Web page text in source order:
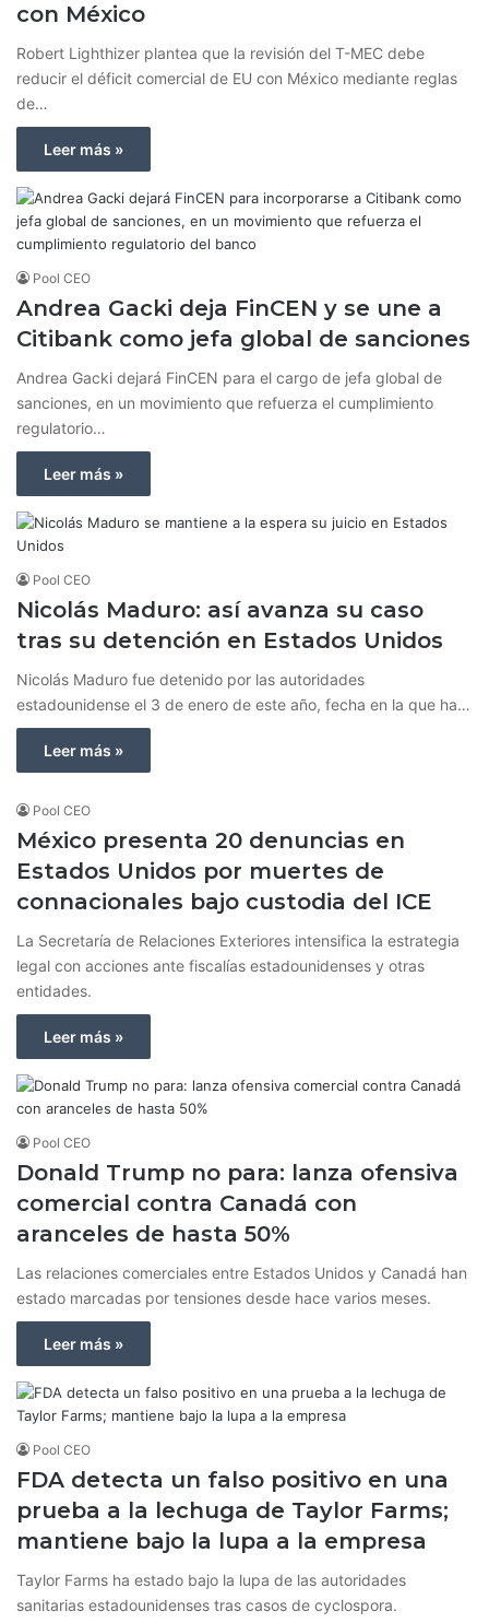
con México
Robert Lighthizer plantea que la revisión del T-MEC debe
reducir el déficit comercial de EU con México mediante reglas
de…
Leer más »
Pool CEO
Andrea Gacki deja FinCEN y se une a
Citibank como jefa global de sanciones
Andrea Gacki dejará FinCEN para el cargo de jefa global de
sanciones, en un movimiento que refuerza el cumplimiento
regulatorio…
Leer más »
Pool CEO
Nicolás Maduro: así avanza su caso
tras su detención en Estados Unidos
Nicolás Maduro fue detenido por las autoridades
estadounidense el 3 de enero de este año, fecha en la que ha…
Leer más »
Pool CEO
México presenta 20 denuncias en
Estados Unidos por muertes de
connacionales bajo custodia del ICE
La Secretaría de Relaciones Exteriores intensifica la estrategia
legal con acciones ante fiscalías estadounidenses y otras
entidades.
Leer más »
Pool CEO
Donald Trump no para: lanza ofensiva
comercial contra Canadá con
aranceles de hasta 50%
Las relaciones comerciales entre Estados Unidos y Canadá han
estado marcadas por tensiones desde hace varios meses.
Leer más »
Pool CEO
FDA detecta un falso positivo en una
prueba a la lechuga de Taylor Farms;
mantiene bajo la lupa a la empresa
Taylor Farms ha estado bajo la lupa de las autoridades
sanitarias estadounidenses tras casos de cyclospora.